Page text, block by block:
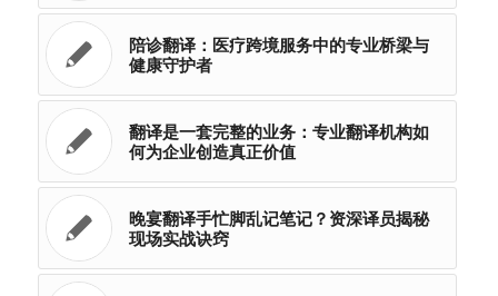
陪诊翻译：医疗跨境服务中的专业桥梁与
健康守护者
翻译是一套完整的业务：专业翻译机构如
何为企业创造真正价值
晚宴翻译手忙脚乱记笔记？资深译员揭秘
现场实战诀窍